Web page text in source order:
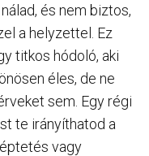
és nem biztos,
a helyzettel. Ez
titkos hódoló, aki
éles, de ne
sem. Egy régi
te irányíthatod a
vagy